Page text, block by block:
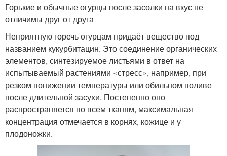
Горькие и обычные огурцы после засолки на вкус не
отличимы друг от друга
Неприятную горечь огурцам придаёт вещество под
названием кукурбитацин. Это соединение органических
элементов, синтезируемое листьями в ответ на
испытываемый растениями «стресс», например, при
резком понижении температуры или обильном поливе
после длительной засухи. Постепенно оно
распространяется по всем тканям, максимальная
концентрация отмечается в корнях, кожице и у
плодоножки.